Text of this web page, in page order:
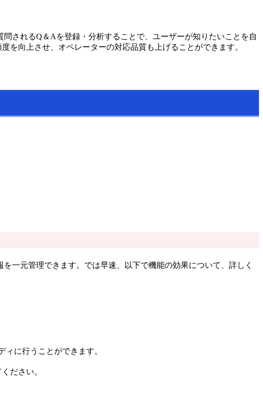
されるQ＆Aを登録・分析することで、ユーザーが知りたいことを自
を向上させ、オペレーターの対応品質も上げることができます。
一元管理できます。では早速、以下で機能の効果について、詳しく
に行うことができます。
ださい。